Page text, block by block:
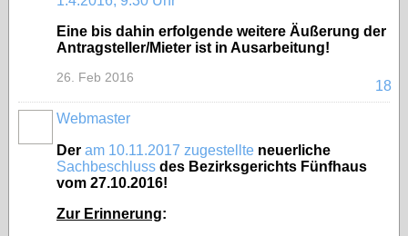
Eine bis dahin erfolgende weitere Äußerung der
Antragsteller/Mieter ist in Ausarbeitung!
18
26. Feb 2016
Webmaster
Der am 10.11.2017 zugestellte neuerliche
Sachbeschluss des Bezirksgerichts Fünfhaus
vom 27.10.2016!
Zur Erinnerung: